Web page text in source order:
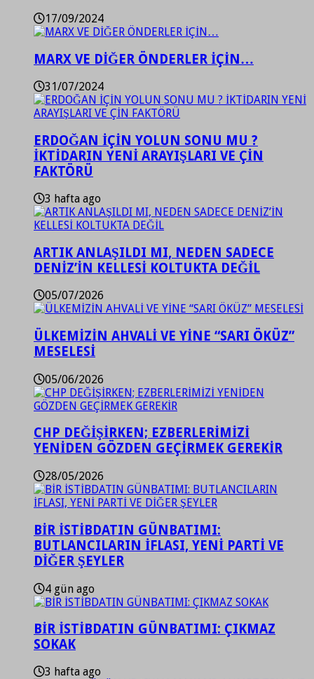
17/09/2024
MARX VE DİĞER ÖNDERLER İÇİN…
31/07/2024
ERDOĞAN İÇİN YOLUN SONU MU ?
İKTİDARIN YENİ ARAYIŞLARI VE ÇİN
FAKTÖRÜ
3 hafta ago
ARTIK ANLAŞILDI MI, NEDEN SADECE
DENİZ’İN KELLESİ KOLTUKTA DEĞİL
05/07/2026
ÜLKEMİZİN AHVALİ VE YİNE “SARI ÖKÜZ”
MESELESİ
05/06/2026
CHP DEĞİŞİRKEN; EZBERLERİMİZİ
YENİDEN GÖZDEN GEÇİRMEK GEREKİR
28/05/2026
BİR İSTİBDATIN GÜNBATIMI:
BUTLANCILARIN İFLASI, YENİ PARTİ VE
DİĞER ŞEYLER
4 gün ago
BİR İSTİBDATIN GÜNBATIMI: ÇIKMAZ
SOKAK
3 hafta ago